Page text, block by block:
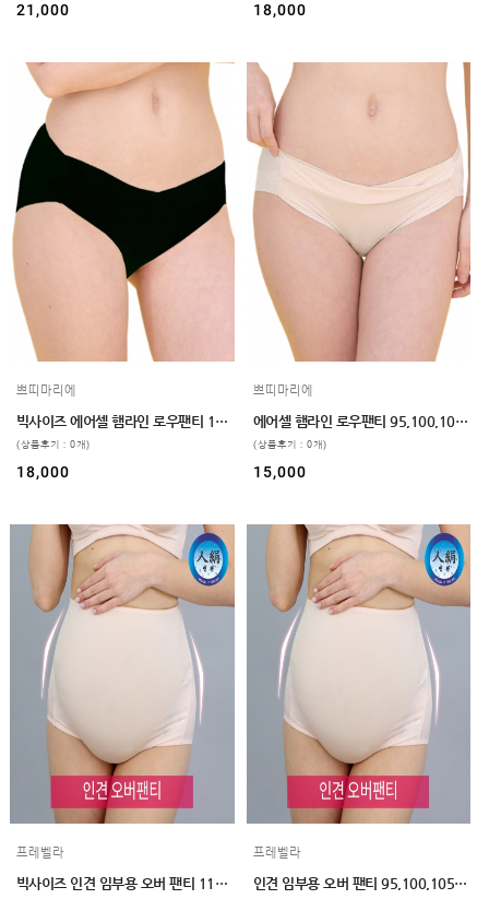
21,000 18,000
쁘띠마리에
빅사이즈 에어셀 햄라인 로우팬티 110,120 2color
(상품후기 : 0개)
18,000
쁘띠마리에
에어셀 햄라인 로우팬티 95,100,105 2color
(상품후기 : 0개)
15,000
프레벨라
빅사이즈 인견 임부용 오버 팬티 110,120 2color
프레벨라
인견 임부용 오버 팬티 95,100,105 2color
하의/
클리어런스
&B급
특가
(클리어런스)
HIT
MYPAGE
COMMUNITY
GUIDE